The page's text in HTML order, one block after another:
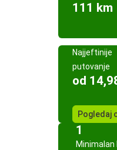
111 km
Najjeftinije
putovanje
od
Pogledaj
1
Minimalan